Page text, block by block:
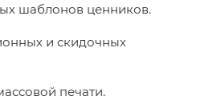
шаблонов ценников.
и скидочных
печати.